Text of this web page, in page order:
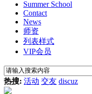
Summer School
Contact
News
师资
列表样式
VIP会员
热搜: 活动 交友 discuz